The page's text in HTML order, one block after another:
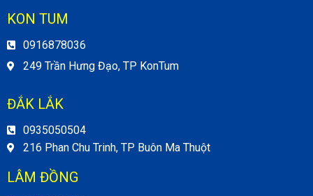
KON TUM
0916878036
249 Trần Hưng Đạo, TP KonTum
ĐẮK LẮK
0935050504
216 Phan Chu Trinh, TP Buôn Ma Thuột
LÂM ĐỒNG